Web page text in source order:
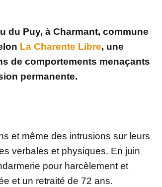
du Puy, à Charmant, commune
La Charente Libre, une
de comportements menaçants
permanente.
et même des intrusions sur leurs
verbales et physiques. En juin
pour harcèlement et
et un retraité de 72 ans.